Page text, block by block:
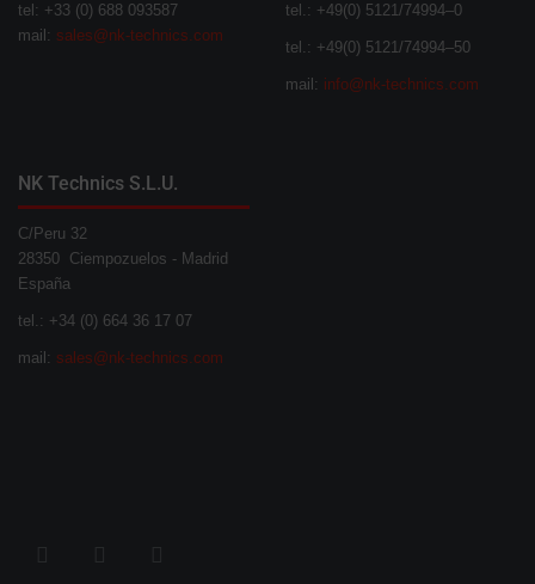
tel: +33 (0) 688 093587
mail: sales@nk-technics.com
tel.: +49(0) 5121/74994–0
tel.: +49(0) 5121/74994–50
mail: info@nk-technics.com
NK Technics S.L.U.
C/Peru 32
28350 Ciempozuelos - Madrid
España
tel.: +34 (0) 664 36 17 07
mail: sales@nk-technics.com